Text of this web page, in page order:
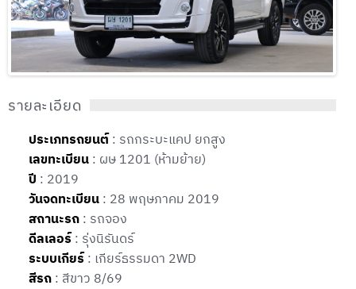
รายละเอียด
ประเภทรถยนต์: รถกระบะแคป ยกสูง
เลขทะเบียน : ผษ 1201 (ห้ามย้าย)
ปี : 2019
วันจดทะเบียน : 28 พฤษภาคม 2019
สถานะรถ : รถจอง
ดีลเลอร์: รุ่งนิรันดร์
ระบบเกียร์: เกียร์ธรรมดา 2WD
สีรถ : สีขาว 8/69